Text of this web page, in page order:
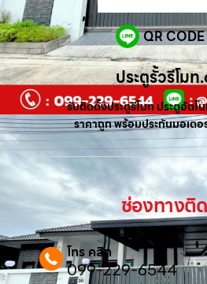
QR
ประตูรั้วรีโม
รับติดตั้งประตูรีโมท ประตูอัตโ
ราคาถูก พร้อมประกันมอเตอ
ช่องทางติ
โทร คลิก
099-229-6544